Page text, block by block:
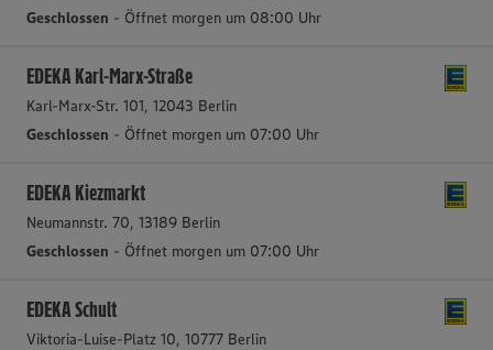
Geschlossen - Öffnet morgen um 08:00 Uhr
EDEKA Karl-Marx-Straße
Karl-Marx-Str. 101, 12043 Berlin
Geschlossen - Öffnet morgen um 07:00 Uhr
EDEKA Kiezmarkt
Neumannstr. 70, 13189 Berlin
Geschlossen - Öffnet morgen um 07:00 Uhr
EDEKA Schult
Viktoria-Luise-Platz 10, 10777 Berlin